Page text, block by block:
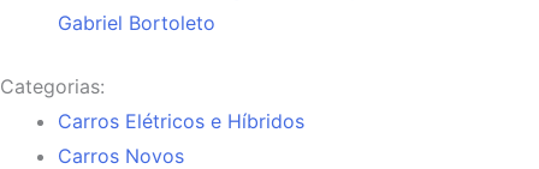
Gabriel Bortoleto
Categorias:
Carros Elétricos e Híbridos
Carros Novos